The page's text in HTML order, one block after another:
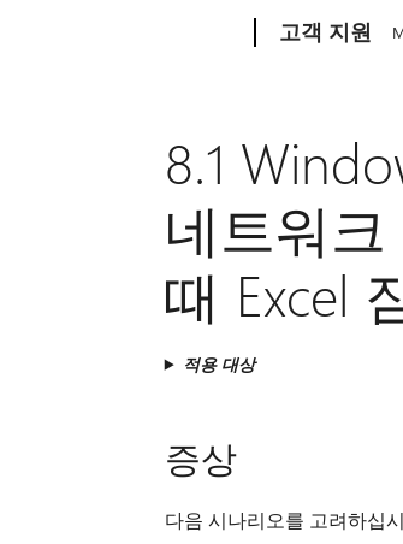
고객 지원
8.1
네트워크
때 Excel
적용 대상
증상
다음 시나리오를 고려하십